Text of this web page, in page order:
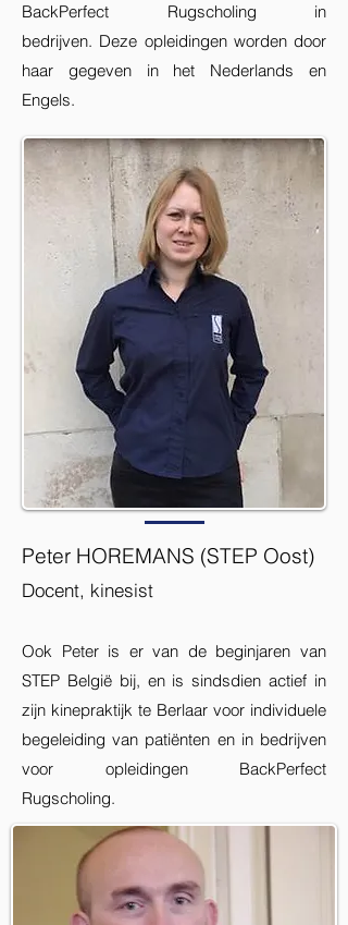
BackPerfect Rugscholing in
bedrijven. Deze opleidingen worden door
haar gegeven in het Nederlands en
Engels.
Peter HOREMANS (STEP Oost)
Docent, kinesist
Ook Peter is er van de beginjaren van
STEP België bij, en is sindsdien actief in
zijn kinepraktijk te Berlaar voor individuele
begeleiding van patiënten en in bedrijven
voor opleidingen BackPerfect
Rugscholing.